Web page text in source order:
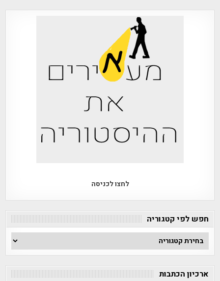
לחצו לכניסה
חפש לפי קטגוריה
חפש
לפי
ארכיון הכתבות